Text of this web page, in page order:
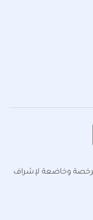
مرخصة وخاضعة لإشراف